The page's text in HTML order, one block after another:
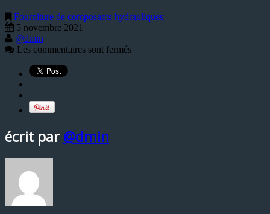
Fourniture de composants hydrauliques
5 novembre 2021
@dmin
Les commentaires sont fermés
écrit par @dmin